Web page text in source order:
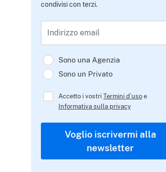
condivisi con terzi.
Indirizzo email
Sono una Agenzia
Sono un Privato
Accetto i vostriTermini d’usoe
Informativa sulla privacy
Voglio iscrivermi alla
newsletter